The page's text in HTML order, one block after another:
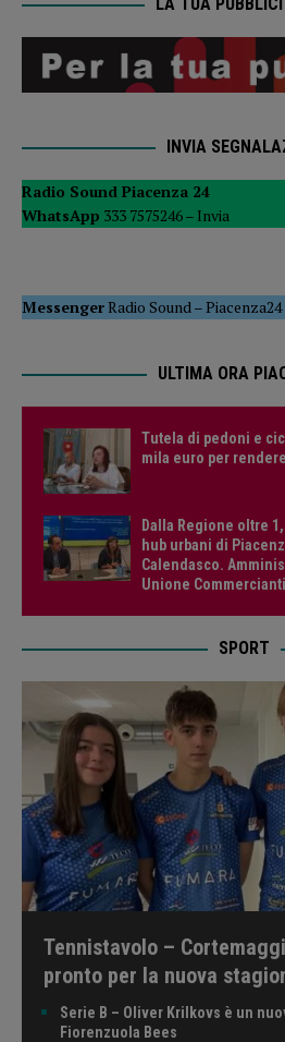
INVIA
Radio Sound Piacenza 24
WhatsApp 333 7575246 – Invia
MessengerRadio Sound –Piacenza24
ULTIMA ORA
Tutela di pedoni e
mila euro per
Dalla Regione oltre
hub urbani di
Calendasco.
Unione
SPORT
Tennistavolo –
pronto per la nuova
Serie B – Oliver Krilkovs è un
Fiorenzuola Bees